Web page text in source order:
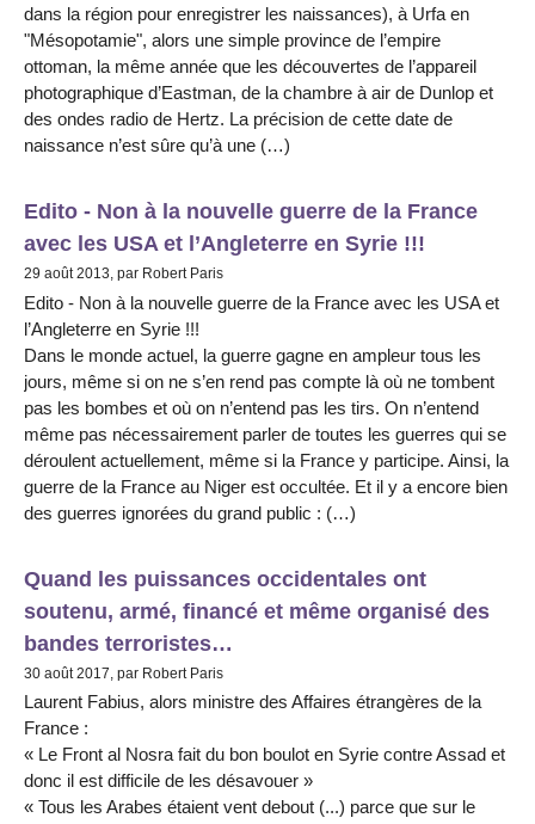
dans la région pour enregistrer les naissances), à Urfa en
"Mésopotamie", alors une simple province de l’empire
ottoman, la même année que les découvertes de l’appareil
photographique d’Eastman, de la chambre à air de Dunlop et
des ondes radio de Hertz. La précision de cette date de
naissance n’est sûre qu’à une (…)
Edito - Non à la nouvelle guerre de la France
avec les USA et l’Angleterre en Syrie !!!
29 août 2013, par Robert Paris
Edito - Non à la nouvelle guerre de la France avec les USA et
l’Angleterre en Syrie !!!
Dans le monde actuel, la guerre gagne en ampleur tous les
jours, même si on ne s’en rend pas compte là où ne tombent
pas les bombes et où on n’entend pas les tirs. On n’entend
même pas nécessairement parler de toutes les guerres qui se
déroulent actuellement, même si la France y participe. Ainsi, la
guerre de la France au Niger est occultée. Et il y a encore bien
des guerres ignorées du grand public : (…)
Quand les puissances occidentales ont
soutenu, armé, financé et même organisé des
bandes terroristes…
30 août 2017, par Robert Paris
Laurent Fabius, alors ministre des Affaires étrangères de la
France :
« Le Front al Nosra fait du bon boulot en Syrie contre Assad et
donc il est difficile de les désavouer »
« Tous les Arabes étaient vent debout (...) parce que sur le